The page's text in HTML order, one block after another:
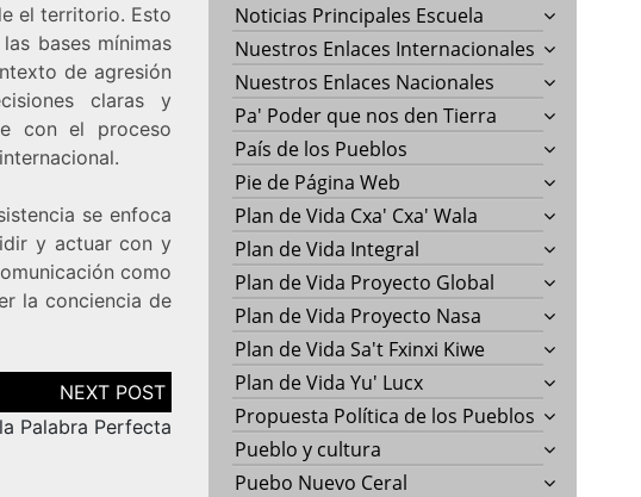
el territorio. Esto
bases mínimas
de agresión
claras y
con el proceso
se enfoca
y actuar con y
como
la conciencia de
Palabra Perfecta
Noticias Principales Escuela
Nuestros Enlaces Internacionales
Nuestros Enlaces Nacionales
Pa' Poder que nos den Tierra
País de los Pueblos
Pie de Página Web
Plan de Vida Cxa' Cxa' Wala
Plan de Vida Integral
Plan de Vida Proyecto Global
Plan de Vida Proyecto Nasa
Plan de Vida Sa't Fxinxi Kiwe
Plan de Vida Yu' Lucx
Propuesta Política de los Pueblos
Pueblo y cultura
Puebo Nuevo Ceral